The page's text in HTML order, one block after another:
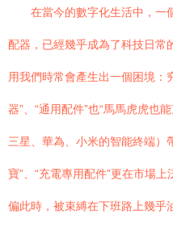
在當今的數字化生活中，
配器，已經幾乎成為了科技日常
用我們時常會產生出一個困境：
器”、“通用配件”也“馬馬虎虎也
三星、華為、小米的智能終端）
寶”、“充電專用配件”更在市場
偏此時，被束縛在下班路上幾乎